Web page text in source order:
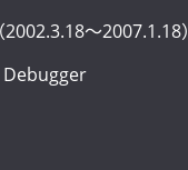
～2007.1.18）